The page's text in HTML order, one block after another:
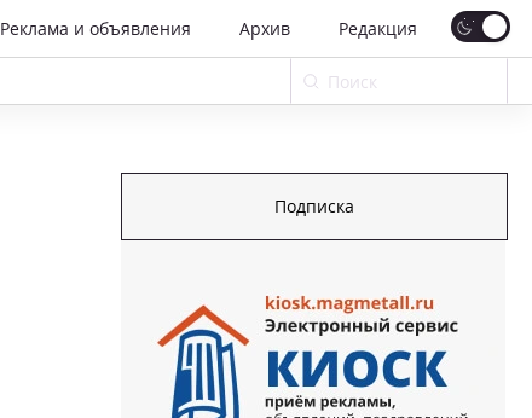
Реклама и объявления Архив Редакция
Подписка